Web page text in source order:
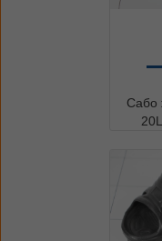
Сабо